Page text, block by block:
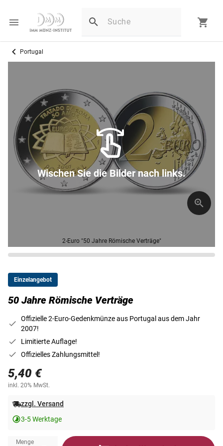
Portugal
2-Euro "50 Jahre Römische Verträge"
Wischen Sie die Bilder nach links.
Einzelangebot
50 Jahre Römische Verträge
Offizielle 2-Euro-Gedenkmünze aus Portugal aus dem Jahr
2007!
Limitierte Auflage!
Offizielles Zahlungsmittel!
5,40 €
inkl. 20% MwSt.
zzgl. Versand
3-5 Werktage
Menge